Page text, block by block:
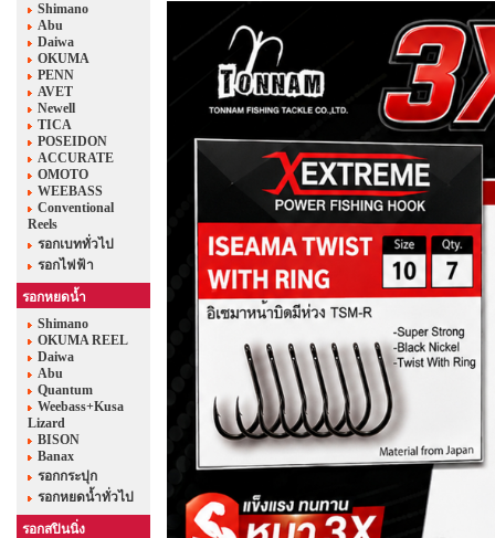
Shimano
Abu
Daiwa
OKUMA
PENN
AVET
Newell
TICA
POSEIDON
ACCURATE
OMOTO
WEEBASS
Conventional
Reels
รอกเบททั่วไป
รอกไฟฟ้า
รอกหยดน้ำ
Shimano
OKUMA REEL
Daiwa
Abu
Quantum
Weebass+Kusa
Lizard
BISON
Banax
รอกกระปุก
รอกหยดน้ำทั่วไป
รอกสปินนิ่ง